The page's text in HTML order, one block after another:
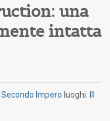
una
intatta
Secondo Impero luoghi: